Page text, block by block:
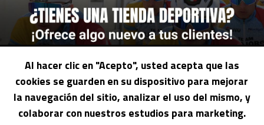
Al hacer clic en "Acepto", usted acepta que las
cookies se guarden en su dispositivo para mejorar
la navegación del sitio, analizar el uso del mismo, y
colaborar con nuestros estudios para marketing.